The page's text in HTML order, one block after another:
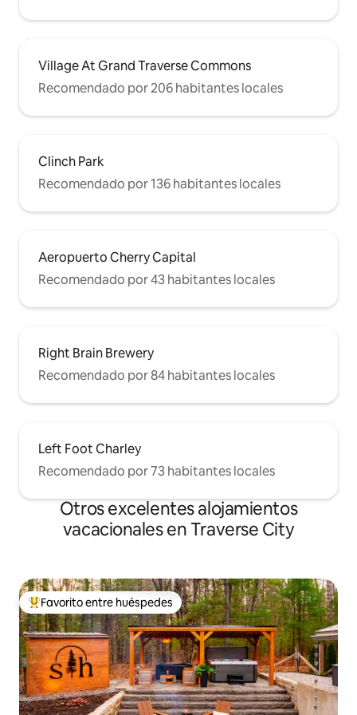
Village At Grand Traverse Commons
Recomendado por 206 habitantes locales
Clinch Park
Recomendado por 136 habitantes locales
Aeropuerto Cherry Capital
Recomendado por 43 habitantes locales
Right Brain Brewery
Recomendado por 84 habitantes locales
Left Foot Charley
Recomendado por 73 habitantes locales
Otros excelentes alojamientos
vacacionales en Traverse City
De los mejores en Favorito entre huéspedes
Favorito entre huéspedes